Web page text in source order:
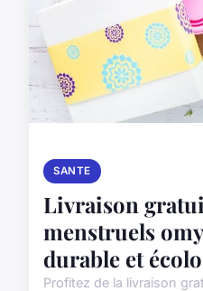
SANTE
Livraison
menstruels
durable et écolo
Profitez de la livraison